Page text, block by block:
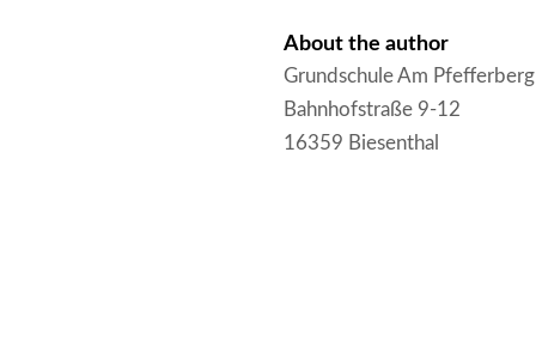
About the author
Grundschule Am Pfefferberg
Bahnhofstraße 9-12
16359 Biesenthal